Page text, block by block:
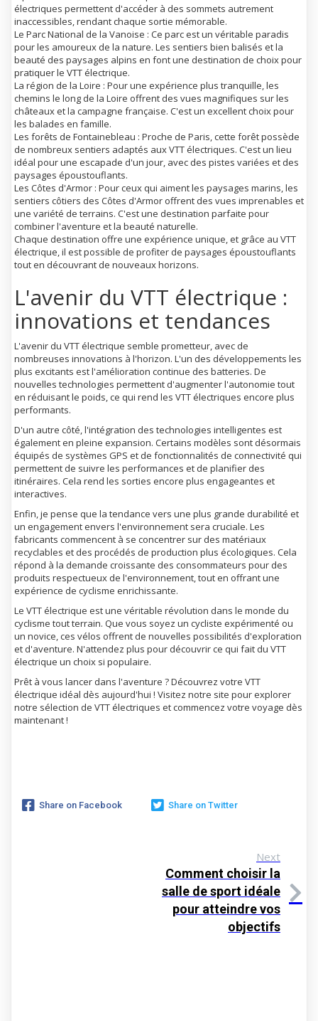
électriques permettent d'accéder à des sommets autrement
inaccessibles, rendant chaque sortie mémorable.
Le Parc National de la Vanoise : Ce parc est un véritable paradis
pour les amoureux de la nature. Les sentiers bien balisés et la
beauté des paysages alpins en font une destination de choix pour
pratiquer le VTT électrique.
La région de la Loire : Pour une expérience plus tranquille, les
chemins le long de la Loire offrent des vues magnifiques sur les
châteaux et la campagne française. C'est un excellent choix pour
les balades en famille.
Les forêts de Fontainebleau : Proche de Paris, cette forêt possède
de nombreux sentiers adaptés aux VTT électriques. C'est un lieu
idéal pour une escapade d'un jour, avec des pistes variées et des
paysages époustouflants.
Les Côtes d'Armor : Pour ceux qui aiment les paysages marins, les
sentiers côtiers des Côtes d'Armor offrent des vues imprenables et
une variété de terrains. C'est une destination parfaite pour
combiner l'aventure et la beauté naturelle.
Chaque destination offre une expérience unique, et grâce au VTT
électrique, il est possible de profiter de paysages époustouflants
tout en découvrant de nouveaux horizons.
L'avenir du VTT électrique :
innovations et tendances
L'avenir du VTT électrique semble prometteur, avec de
nombreuses innovations à l'horizon. L'un des développements les
plus excitants est l'amélioration continue des batteries. De
nouvelles technologies permettent d'augmenter l'autonomie tout
en réduisant le poids, ce qui rend les VTT électriques encore plus
performants.
D'un autre côté, l'intégration des technologies intelligentes est
également en pleine expansion. Certains modèles sont désormais
équipés de systèmes GPS et de fonctionnalités de connectivité qui
permettent de suivre les performances et de planifier des
itinéraires. Cela rend les sorties encore plus engageantes et
interactives.
Enfin, je pense que la tendance vers une plus grande durabilité et
un engagement envers l'environnement sera cruciale. Les
fabricants commencent à se concentrer sur des matériaux
recyclables et des procédés de production plus écologiques. Cela
répond à la demande croissante des consommateurs pour des
produits respectueux de l'environnement, tout en offrant une
expérience de cyclisme enrichissante.
Le VTT électrique est une véritable révolution dans le monde du
cyclisme tout terrain. Que vous soyez un cycliste expérimenté ou
un novice, ces vélos offrent de nouvelles possibilités d'exploration
et d'aventure. N'attendez plus pour découvrir ce qui fait du VTT
électrique un choix si populaire.
Prêt à vous lancer dans l'aventure ? Découvrez votre VTT
électrique idéal dès aujourd'hui ! Visitez notre site pour explorer
notre sélection de VTT électriques et commencez votre voyage dès
maintenant !
Share on Facebook Share on Twitter
Next
Comment choisir la
salle de sport idéale
pour atteindre vos
objectifs